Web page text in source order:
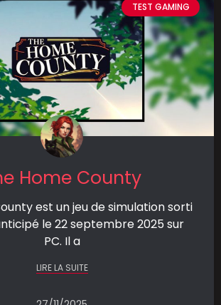
TEST GAMING
Home County
est un jeu de simulation sorti
le 22 septembre 2025 sur
PC. Il a
LIRE LA SUITE